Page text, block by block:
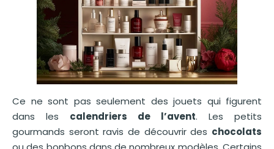
Ce ne sont pas seulement des jouets qui figurent
dans les calendriers de l’avent. Les petits
gourmands seront ravis de découvrir des chocolats